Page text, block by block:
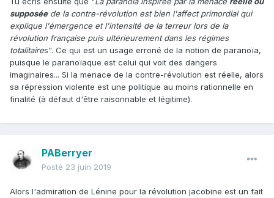
supposéede la contre-révolution est bien l'affect primordial qui
explique l'émergence et l'intensité de la terreur lors de la
révolution française puis ultérieurement dans les régimes
totalitaires". Ce qui est un usage erroné de la notion de paranoïa,
puisque le paranoïaque est celui qui voit des dangers
imaginaires... Si la menace de la contre-révolution est réelle, alors
sa répression violente est une politique au moins rationnelle en
finalité (à défaut d'être raisonnable et légitime).
PABerryer
Posté 23 juin 2019
Alors l'admiration de Lénine pour la révolution jacobine est un fait